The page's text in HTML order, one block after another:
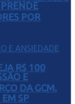
R$ 100
SP
POR
E
DA GCM.